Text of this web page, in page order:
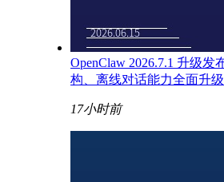
OpenClaw 2026.7.1 升级
构、离线对话能力全面升级
17小时前